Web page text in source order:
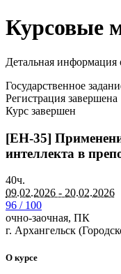
Курсовые
Детальная информация
Государственное
Регистрация завершена
Курс завершен
[ЕН-35]
интеллекта в
40ч.
09.02.2026 - 20.02.2026
96 / 100
очно-заочная, ПК
г. Архангельск
О курсе